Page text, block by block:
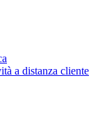
a distanza cliente